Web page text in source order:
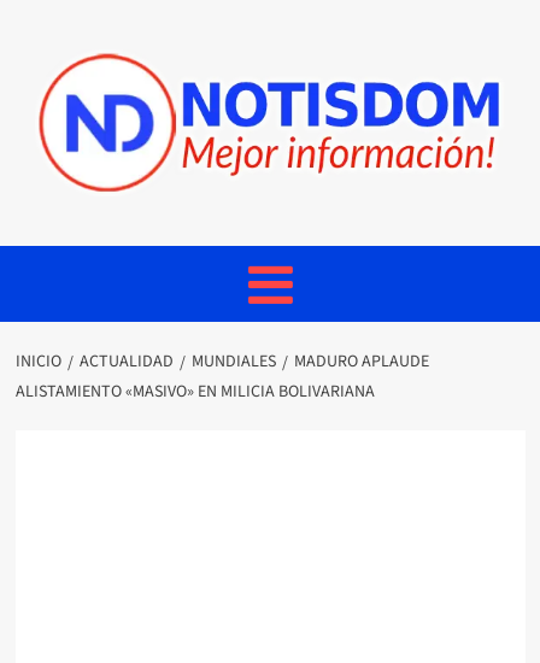
INICIO ACTUALIDAD MUNDIALES
MADURO APLAUDE
ALISTAMIENTO «MASIVO» EN MILICIA BOLIVARIANA